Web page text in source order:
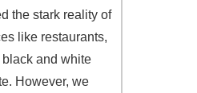
the stark reality of
like restaurants,
and white
However, we